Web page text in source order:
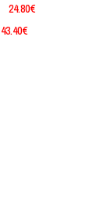
24.80€
43.40€